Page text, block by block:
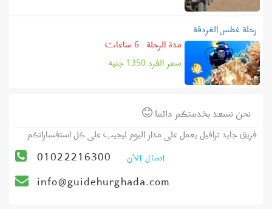
رحلة غطس الغردقة
مدة الرحلة : 6 ساعات
سعر الفرد1350جنيه
نحن نسعد بخدمتكم دائما
فريق جايد ترافيل يعمل على مدار اليوم ليجيب على كل استفساراتكم
اتصال الأن
01022216300
info@guidehurghada.com